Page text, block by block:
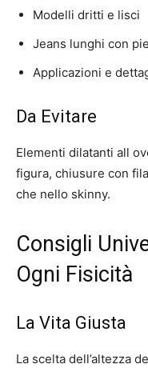
Modelli dritti e lisci
Jeans lunghi con
Applicazioni e
Da Evitare
Elementi dilatanti all
figura, chiusure con
che nello skinny.
Consigli
Ogni Fisicità
La Vita Giusta
La scelta dell’altezza